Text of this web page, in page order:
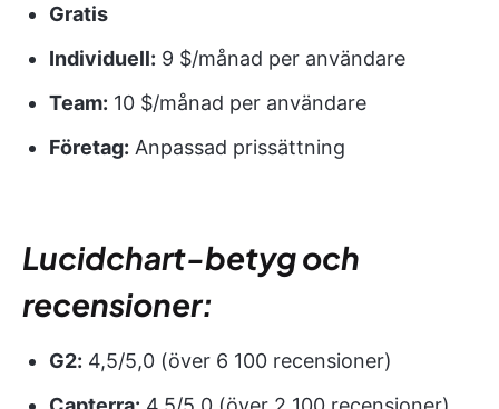
Gratis
Individuell: 9 $/månad per användare
Team: 10 $/månad per användare
Företag: Anpassad prissättning
Lucidchart-betyg och
recensioner:
G2: 4,5/5,0 (över 6 100 recensioner)